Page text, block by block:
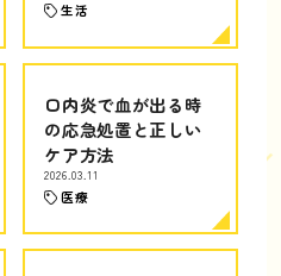
生活
口内炎で血が出る時
の応急処置と正しい
ケア方法
2026.03.11
医療